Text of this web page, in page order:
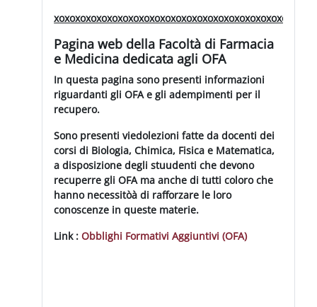
Pagina web della Facoltà di Farmacia
e Medicina dedicata agli OFA
In questa pagina sono presenti informazioni
riguardanti gli OFA e gli adempimenti per il
recupero.
Sono presenti viedolezioni fatte da docenti dei
corsi di Biologia, Chimica, Fisica e Matematica,
a disposizione degli stuudenti che devono
recuperre gli OFA ma anche di tutti coloro che
hanno necessitòà di rafforzare le loro
conoscenze in queste materie.
Link :Obblighi Formativi Aggiuntivi (OFA)